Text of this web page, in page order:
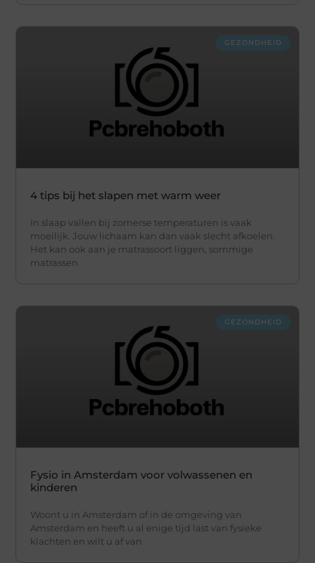
GEZONDHEID
4 tips bij het slapen met warm weer
In slaap vallen bij zomerse temperaturen is vaak
moeilijk. Jouw lichaam kan dan vaak slecht afkoelen.
Het kan ook aan je matrassoort liggen, sommige
matrassen
GEZONDHEID
Fysio in Amsterdam voor volwassenen en
kinderen
Woont u in Amsterdam of in de omgeving van
Amsterdam en heeft u al enige tijd last van fysieke
klachten en wilt u af van